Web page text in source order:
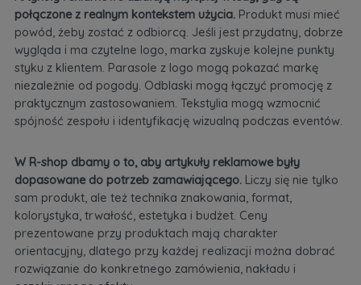
połączone z realnym kontekstem użycia.Produkt musi mieć
powód, żeby zostać z odbiorcą. Jeśli jest przydatny, dobrze
wygląda i ma czytelne logo, marka zyskuje kolejne punkty
styku z klientem. Parasole z logo mogą pokazać markę
niezależnie od pogody. Odblaski mogą łączyć promocję z
praktycznym zastosowaniem. Tekstylia mogą wzmocnić
spójność zespołu i identyfikację wizualną podczas eventów.
W R-shop dbamy o to, aby artykuły reklamowe były
dopasowane do potrzeb zamawiającego.Liczy się nie tylko
sam produkt, ale też technika znakowania, format,
kolorystyka, trwałość, estetyka i budżet. Ceny
prezentowane przy produktach mają charakter
orientacyjny, dlatego przy każdej realizacji można dobrać
rozwiązanie do konkretnego zamówienia, nakładu i